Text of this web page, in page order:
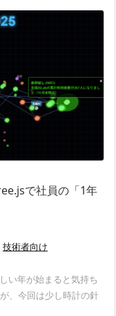
で社員の「1年
技術者向け
い年が始まると気持ち
、今回は少し時計の針